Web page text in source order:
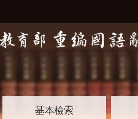
基本檢索